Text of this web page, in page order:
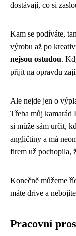
dostávají, co si
Kam se podíváte,
výrobu až po
nejsou ostudou.
přijít na opravdu
Ale nejde jen o
Třeba můj kamarád
si může sám určit,
angličtiny a má
firem už pochopila,
Konečně můžeme
máte drive a
Pracovní